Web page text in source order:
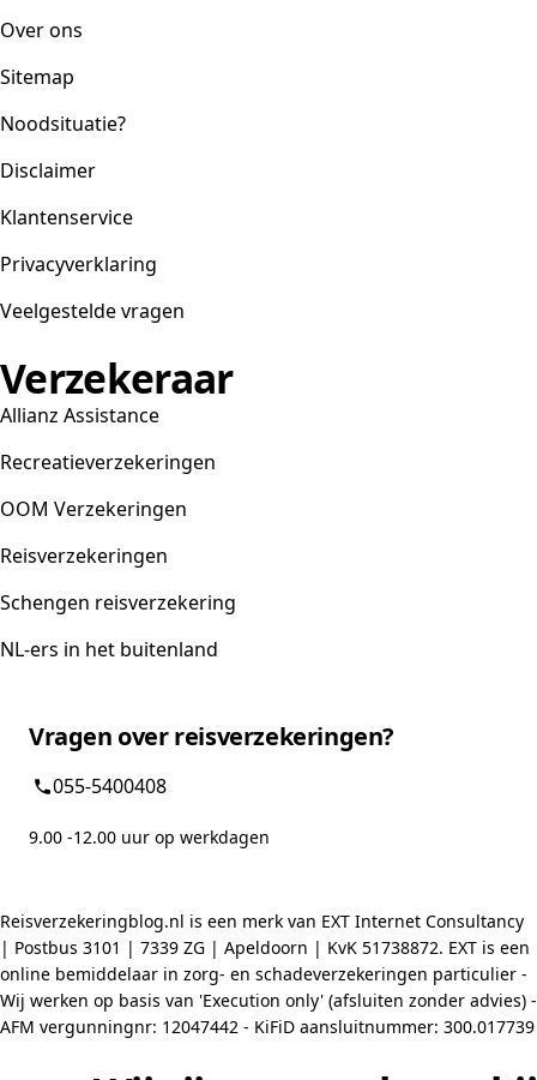
Over ons
Sitemap
Noodsituatie?
Disclaimer
Klantenservice
Privacyverklaring
Veelgestelde vragen
Verzekeraar
Allianz Assistance
Recreatieverzekeringen
OOM Verzekeringen
Reisverzekeringen
Schengen reisverzekering
NL-ers in het buitenland
Vragen over reisverzekeringen?
055-5400408
9.00 -12.00 uur op werkdagen
Reisverzekeringblog.nl is een merk van EXT Internet Consultancy
| Postbus 3101 | 7339 ZG | Apeldoorn | KvK 51738872. EXT is een
online bemiddelaar in zorg- en schadeverzekeringen particulier -
Wij werken op basis van 'Execution only' (afsluiten zonder advies) -
AFM vergunningnr: 12047442 - KiFiD aansluitnummer: 300.017739